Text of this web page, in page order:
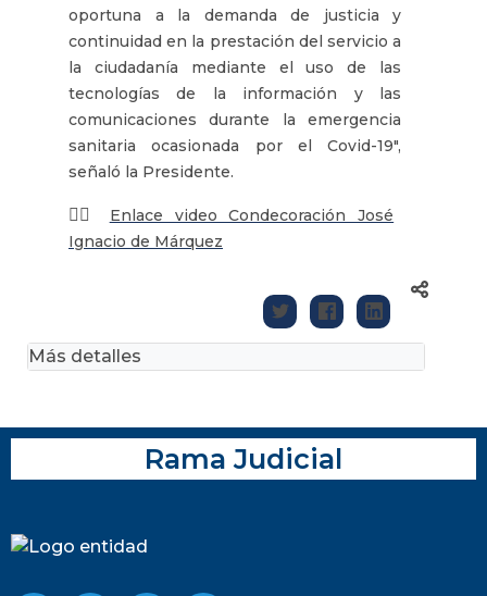
oportuna a la demanda de justicia y
continuidad en la prestación del servicio a
la ciudadanía mediante el uso de las
tecnologías de la información y las
comunicaciones durante la emergencia
sanitaria ocasionada por el Covid-19",
señaló la Presidente.
👉🏽
Enlace video Condecoración José
Ignacio de Márquez
Más detalles
Rama Judicial